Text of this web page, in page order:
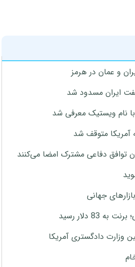
و عمان در هرمز
ایران مسدود شد
نام ویستیک معرفی شد
آمریکا متوقف شد
توافق دفاعی مشترک امضا می‌کنند
جهانی
دلار رسید